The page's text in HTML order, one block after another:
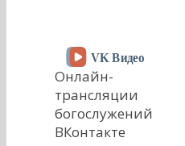
Онлайн-
трансляции
богослужений
ВКонтакте